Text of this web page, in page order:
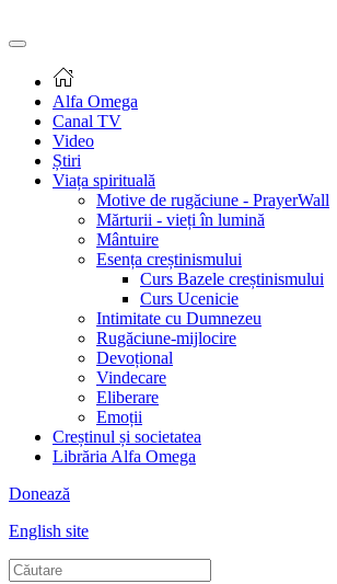
Alfa Omega
Canal TV
Video
Știri
Viața spirituală
Motive de rugăciune - PrayerWall
Mărturii - vieți în lumină
Mântuire
Esența creștinismului
Curs Bazele creștinismului
Curs Ucenicie
Intimitate cu Dumnezeu
Rugăciune-mijlocire
Devoțional
Vindecare
Eliberare
Emoții
Creștinul și societatea
Librăria Alfa Omega
Donează
English site